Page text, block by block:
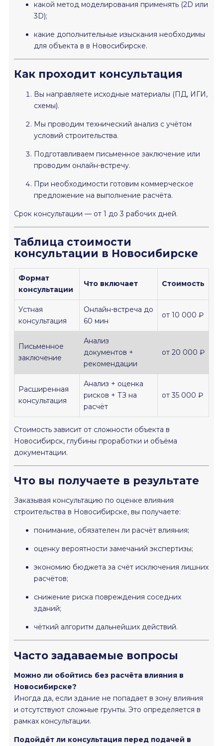
какой метод моделирования применять (2D или
3D);
какие дополнительные изыскания необходимы
для объекта в в Новосибирске.
Как проходит консультация
Вы направляете исходные материалы (ПД, ИГИ,
схемы).
Мы проводим технический анализ с учётом
условий строительства.
Подготавливаем письменное заключение или
проводим онлайн-встречу.
При необходимости готовим коммерческое
предложение на выполнение расчёта.
Срок консультации — от 1 до 3 рабочих дней.
Таблица стоимости
консультации в Новосибирске
Формат
консультации
Что включает Стоимость
Устная
консультация
Онлайн-встреча до
60 мин
от 10 000 ₽
Письменное
заключение
Анализ
документов +
рекомендации
от 20 000 ₽
Расширенная
консультация
Анализ + оценка
рисков + ТЗ на
расчёт
от 35 000 ₽
Стоимость зависит от сложности объекта в
Новосибирск, глубины проработки и объёма
документации.
Что вы получаете в результате
Заказывая консультацию по оценке влияния
строительства в Новосибирске, вы получаете:
понимание, обязателен ли расчёт влияния;
оценку вероятности замечаний экспертизы;
экономию бюджета за счёт исключения лишних
расчётов;
снижение риска повреждения соседних
зданий;
чёткий алгоритм дальнейших действий.
Часто задаваемые вопросы
Можно ли обойтись без расчёта влияния в
Новосибирске?
Иногда да, если здание не попадает в зону влияния
и отсутствуют сложные грунты. Это определяется в
рамках консультации.
Подойдёт ли консультация перед подачей в